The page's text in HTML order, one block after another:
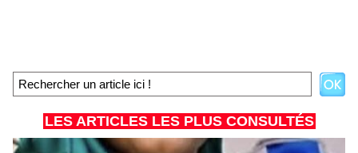
LES ARTICLES LES PLUS CONSULTÉS